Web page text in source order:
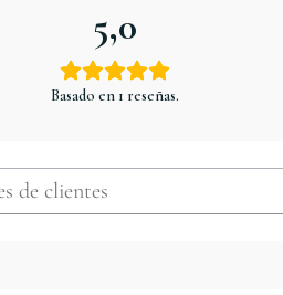
5,0
Basado en 1 reseñas.